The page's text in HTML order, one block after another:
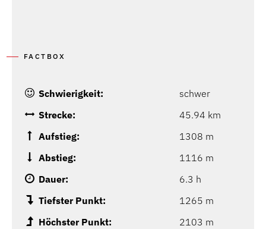
FACTBOX
Schwierigkeit:
schwer
Strecke:
45.94 km
Aufstieg:
1308 m
Abstieg:
1116 m
Dauer:
6.3 h
Tiefster Punkt:
1265 m
Höchster Punkt:
2103 m